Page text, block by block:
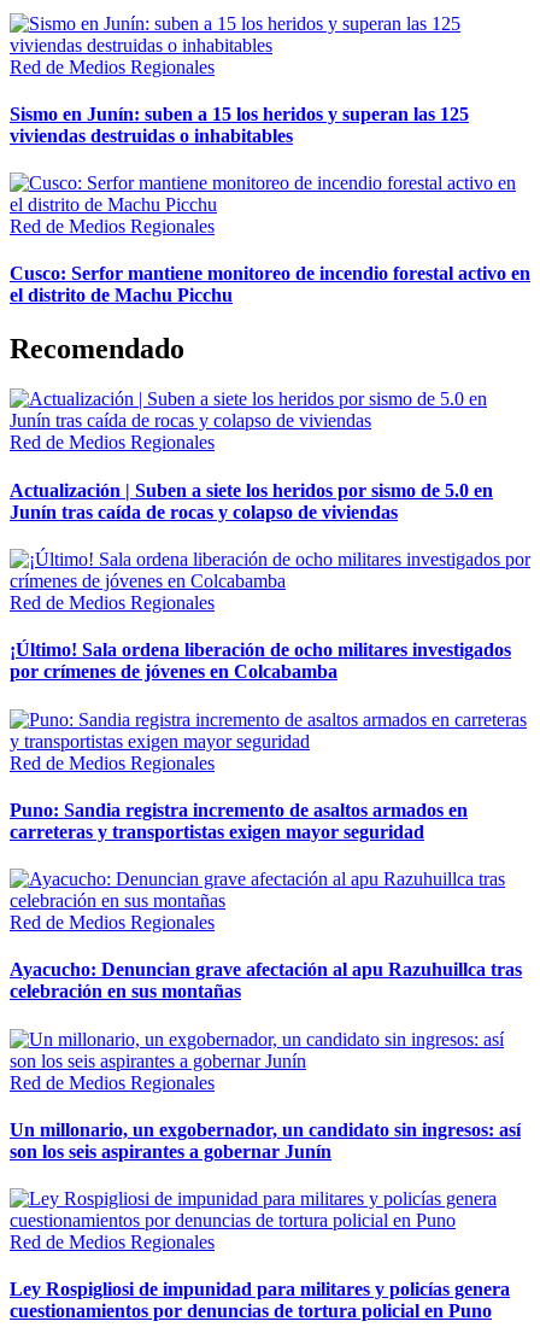
Red de Medios Regionales
Sismo en Junín: suben a 15 los heridos y superan las 125
viviendas destruidas o inhabitables
Red de Medios Regionales
Cusco: Serfor mantiene monitoreo de incendio forestal activo en
el distrito de Machu Picchu
Recomendado
Red de Medios Regionales
Actualización | Suben a siete los heridos por sismo de 5.0 en
Junín tras caída de rocas y colapso de viviendas
Red de Medios Regionales
¡Último! Sala ordena liberación de ocho militares investigados
por crímenes de jóvenes en Colcabamba
Red de Medios Regionales
Puno: Sandia registra incremento de asaltos armados en
carreteras y transportistas exigen mayor seguridad
Red de Medios Regionales
Ayacucho: Denuncian grave afectación al apu Razuhuillca tras
celebración en sus montañas
Red de Medios Regionales
Un millonario, un exgobernador, un candidato sin ingresos: así
son los seis aspirantes a gobernar Junín
Red de Medios Regionales
Ley Rospigliosi de impunidad para militares y policías genera
cuestionamientos por denuncias de tortura policial en Puno